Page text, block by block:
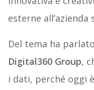
esterne all’azienda
Del tema ha parlato
Digital360 Group,
i dati, perché oggi